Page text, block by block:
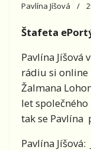
Pavlína Jíšová
Štafeta
Pavlína Jíšová
rádiu si online
Žalmana
let
tak se Pavlína
Pavlína